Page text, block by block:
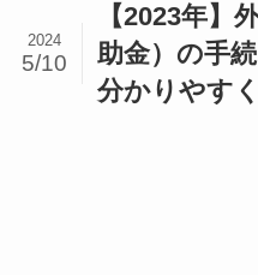
【2023年】
助金）の手
分かりやす
2024
5/10